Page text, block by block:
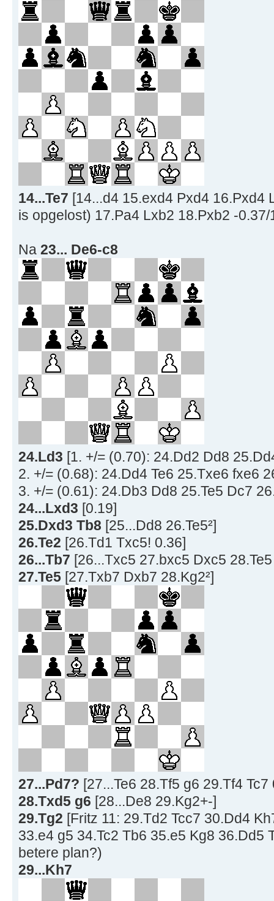
14...Te7 [14...d4 15.exd4 Pxd4 16.Pxd4
is opgelost) 17.Pa4 Lxb2 18.Pxb2 -0.37/
Na 23... De6-c8
24.Ld3 [1. +/= (0.70): 24.Dd2 Dd8
2. +/= (0.68): 24.Dd4 Te6 25.Txe6 fxe6
3. +/= (0.61): 24.Db3 Dd8 25.Te5 Dc7
24...Lxd3 [0.19]
25.Dxd3 Tb8 [25...Dd8 26.Te5²]
26.Te2 [26.Td1 Txc5! 0.36]
26...Tb7 [26...Txc5 27.bxc5 Dxc5
27.Te5 [27.Txb7 Dxb7 28.Kg2²]
27...Pd7? [27...Te6 28.Tf5 g6 29.Tf4 Tc7
28.Txd5 g6 [28...De8 29.Kg2+-]
29.Tg2 [Fritz 11: 29.Td2 Tcc7 30.Dd4
33.e4 g5 34.Tc2 Tb6 35.e5 Kg8 36.Dd5
betere plan?)
29...Kh7